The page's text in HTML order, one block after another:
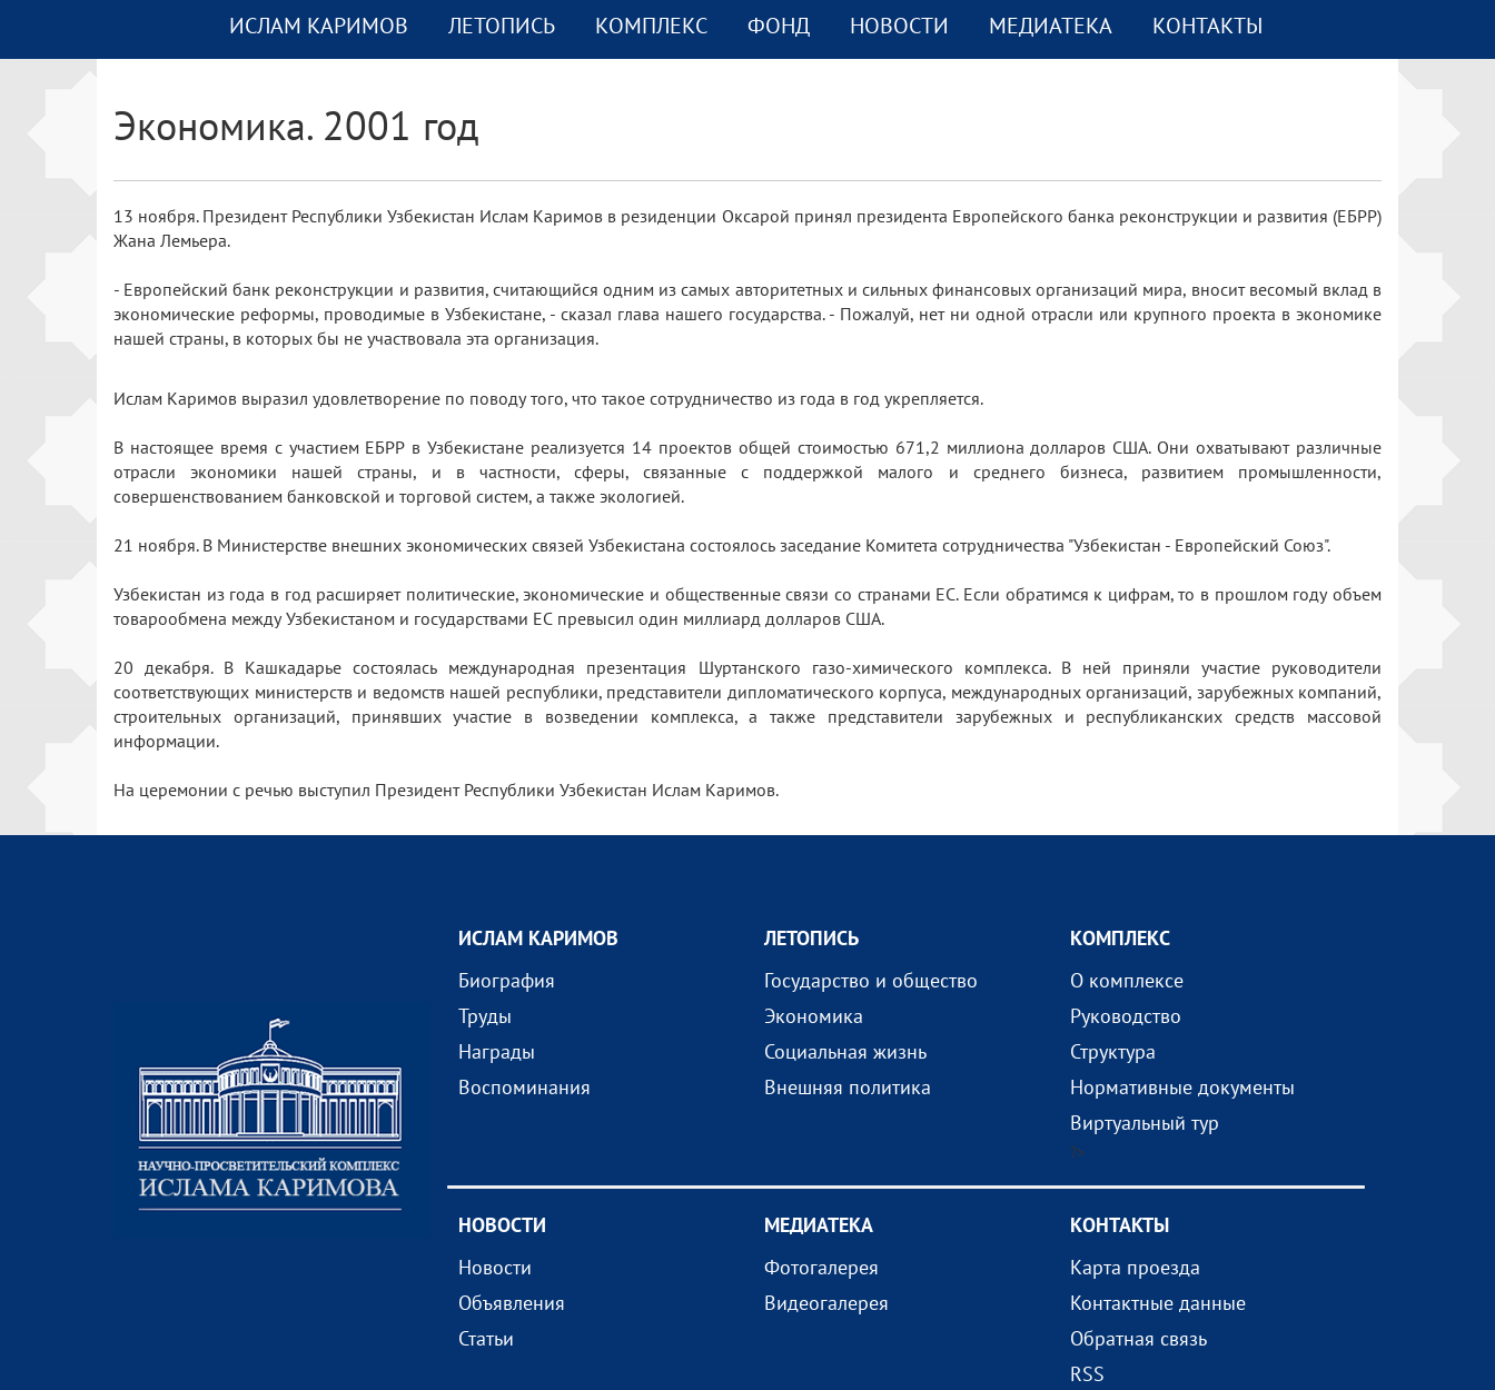
ИСЛАМ КАРИМОВ ЛЕТОПИСЬ КОМПЛEКС ФОНД НОВОСТИ МEДИАТEКА КОНТАКТЫ
Экономика. 2001 год
13 ноября. Президент Республики Узбекистан Ислам Каримов в резиденции Оксарой принял президента Европейского банка реконструкции и развития (ЕБРР)
Жана Лемьера.
- Европейский банк реконструкции и развития, считающийся одним из самых авторитетных и сильных финансовых организаций мира, вносит весомый вклад в
экономические реформы, проводимые в Узбекистане, - сказал глава нашего государства. - Пожалуй, нет ни одной отрасли или крупного проекта в экономике
нашей страны, в которых бы не участвовала эта организация.
Ислам Каримов выразил удовлетворение по поводу того, что такое сотрудничество из года в год укрепляется.
В настоящее время с участием ЕБРР в Узбекистане реализуется 14 проектов общей стоимостью 671,2 миллиона долларов США. Они охватывают различные
отрасли экономики нашей страны, и в частности, сферы, связанные с поддержкой малого и среднего бизнеса, развитием промышленности,
совершенствованием банковской и торговой систем, а также экологией.
21 ноября. В Министерстве внешних экономических связей Узбекистана состоялось заседание Комитета сотрудничества "Узбекистан - Европейский Союз".
Узбекистан из года в год расширяет политические, экономические и общественные связи со странами ЕС. Если обратимся к цифрам, то в прошлом году объем
товарообмена между Узбекистаном и государствами ЕС превысил один миллиард долларов США.
20 декабря. В Кашкадарье состоялась международная презентация Шуртанского газо-химического комплекса. В ней приняли участие руководители
соответствующих министерств и ведомств нашей республики, представители дипломатического корпуса, международных организаций, зарубежных компаний,
строительных организаций, принявших участие в возведении комплекса, а также представители зарубежных и республиканских средств массовой
информации.
На церемонии с речью выступил Президент Республики Узбекистан Ислам Каримов.
ИСЛАМ КАРИМОВ
Биография
Труды
Награды
Воспоминания
ЛЕТОПИСЬ
Государство и общество
Экономика
Социальная жизнь
Внешняя политика
КОМПЛEКС
О комплексе
Руководство
Структура
Нормативные документы
Виртуальный тур
?>
НОВОСТИ
Новости
Объявления
Статьи
МEДИАТEКА
Фотогалерея
Видеогалерея
КОНТАКТЫ
Карта проезда
Контактные данные
Обратная связь
RSS